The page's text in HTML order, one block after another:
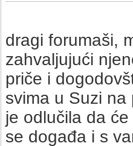
dragi forumaši,
zahvaljujući
priče i
svima u Suzi na
je odlučila da
se događa i s